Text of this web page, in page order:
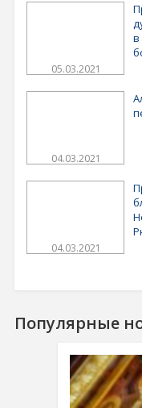
05.03.2021
в
04.03.2021
04.03.2021
Популярные